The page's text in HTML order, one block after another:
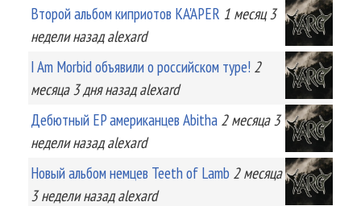
Второй альбом киприотов KA'APER 1 месяц 3
неделиназад alexard
I Am Morbid объявили о российском туре! 2
месяца 3 дняназад alexard
Дебютный EP американцев Abitha 2 месяца 3
неделиназад alexard
Новый альбом немцев Teeth of Lamb 2 месяца
3 неделиназад alexard